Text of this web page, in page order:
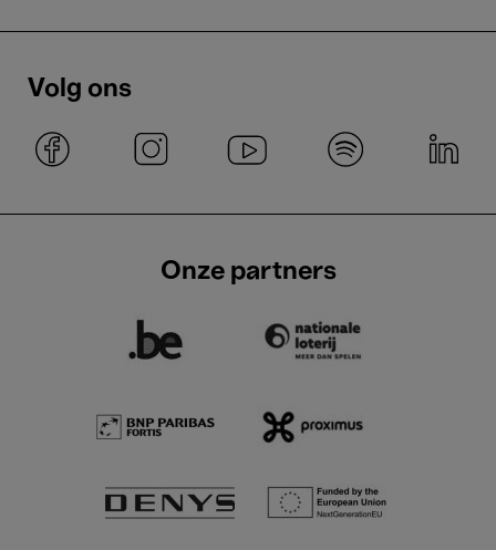
Volg ons
Onze partners